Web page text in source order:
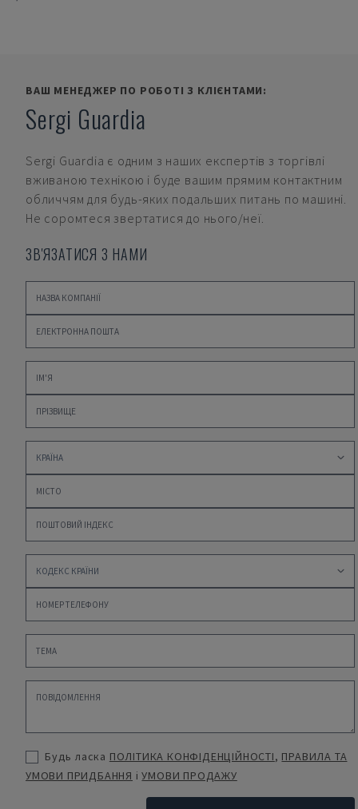
ВАШ МЕНЕДЖЕР ПО РОБОТІ З КЛІЄНТАМИ:
Sergi Guardia
Sergi Guardia є одним з наших експертів з торгівлі
вживаною технікою і буде вашим прямим контактним
обличчям для будь-яких подальших питань по машині.
Не соромтеся звертатися до нього/неї.
ЗВ'ЯЗАТИСЯ З НАМИ
Будь ласка ПОЛІТИКА КОНФІДЕНЦІЙНОСТІ, ПРАВИЛА ТА
УМОВИ ПРИДБАННЯ іУМОВИ ПРОДАЖУ